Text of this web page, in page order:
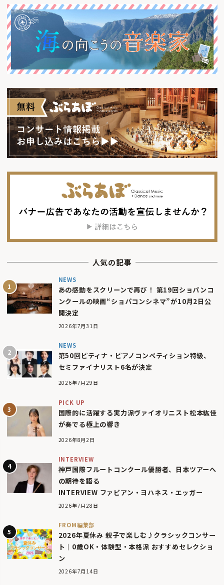
人気の記事
NEWS
あの感動をスクリーンで再び！ 第19回ショパンコ
ンクールの映画“ショパコンシネマ”が10月2日公
開決定
2026年7月31日
NEWS
第50回ピティナ・ピアノコンペティション特級、
セミファイナリスト6名が決定
2026年7月29日
PICK UP
国際的に活躍する実力派ヴァイオリニスト松本紘佳
が奏でる極上の響き
2026年8月2日
INTERVIEW
神戸国際フルートコンクール優勝者、日本ツアーへ
の期待を語る
INTERVIEW ファビアン・ヨハネス・エッガー
2026年7月28日
FROM編集部
2026年夏休み 親子で楽しむ♪クラシックコンサー
ト｜0歳OK・体験型・本格派 おすすめセレクショ
ン
2026年7月14日